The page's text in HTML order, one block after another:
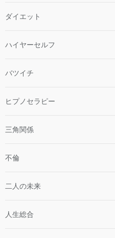
ダイエット
ハイヤーセルフ
バツイチ
ヒプノセラピー
三角関係
不倫
二人の未来
人生総合